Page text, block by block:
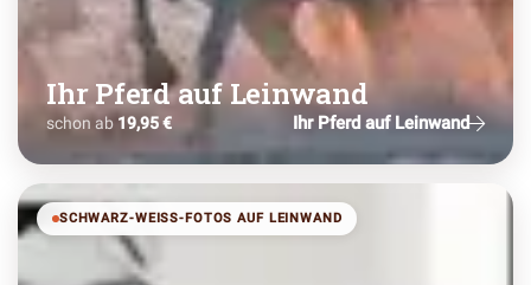
Ihr Pferd auf Leinwand
schon ab 19,95 € Ihr Pferd auf Leinwand
SCHWARZ-WEISS-FOTOS AUF LEINWAND